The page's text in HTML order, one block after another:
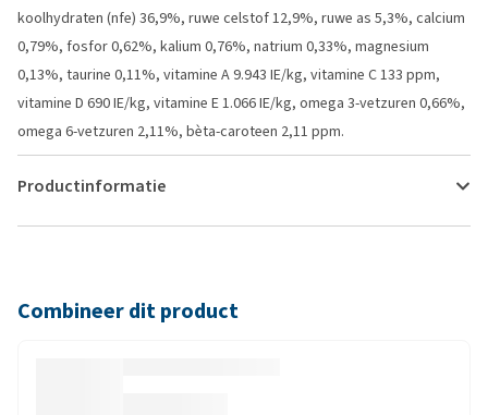
koolhydraten (nfe) 36,9%, ruwe celstof 12,9%, ruwe as 5,3%, calcium
0,79%, fosfor 0,62%, kalium 0,76%, natrium 0,33%, magnesium
0,13%, taurine 0,11%, vitamine A 9.943 IE/kg, vitamine C 133 ppm,
vitamine D 690 IE/kg, vitamine E 1.066 IE/kg, omega 3-vetzuren 0,66%,
omega 6-vetzuren 2,11%, bèta-caroteen 2,11 ppm.
Productinformatie
Combineer dit product